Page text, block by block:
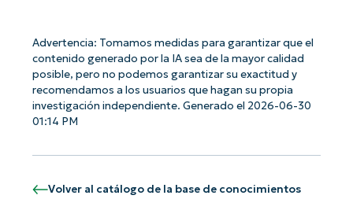
Advertencia: Tomamos medidas para garantizar que el
contenido generado por la IA sea de la mayor calidad
posible, pero no podemos garantizar su exactitud y
recomendamos a los usuarios que hagan su propia
investigación independiente. Generado el 2026-06-30
01:14 PM
Volver al catálogo de la base de conocimientos